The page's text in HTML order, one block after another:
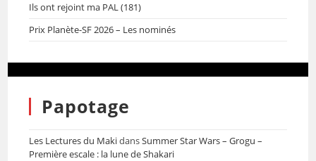
Ils ont rejoint ma PAL (181)
Prix Planète-SF 2026 – Les nominés
Papotage
Les Lectures du MakidansSummer Star Wars – Grogu –
Première escale : la lune de Shakari